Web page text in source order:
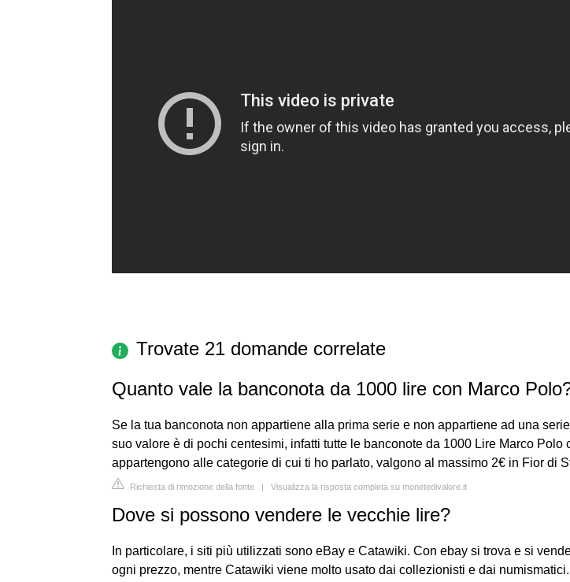
Trovate 21 domande correlate
Quanto vale la banconota da 1000 lire con Marco
Se la tua banconota non appartiene alla prima serie e non appartiene ad una
suo valore è di pochi centesimi, infatti tutte le banconote da 1000 Lire Marco Polo
appartengono alle categorie di cui ti ho parlato, valgono al massimo 2€ in Fior di
Richiesta di rimozione della fonte | Visualizza la risposta completa su monetedivalore.it
Dove si possono vendere le vecchie lire?
In particolare, i siti più utilizzati sono eBay e Catawiki. Con ebay si trova e si
ogni prezzo, mentre Catawiki viene molto usato dai collezionisti e dai